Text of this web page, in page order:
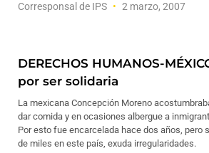
Corresponsal de IPS 2 marzo, 2007
DERECHOS HUMANOS-
por ser solidaria
La mexicana Concepción Moreno
dar comida y en ocasiones albergue a
Por esto fue encarcelada hace dos años, pero
de miles en este país, exuda irregularidades.